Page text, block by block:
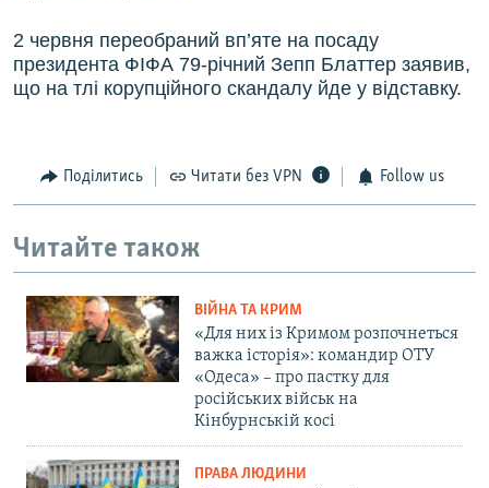
2 червня переобраний вп’яте на посаду
президента ФІФА 79-річний Зепп Блаттер заявив,
що на тлі корупційного скандалу йде у відставку.
Поділитись Читати без VPN Follow us
Читайте також
ВІЙНА ТА КРИМ
«Для них із Кримом розпочнеться
важка історія»: командир ОТУ
«Одеса» – про пастку для
російських військ на
Кінбурнській косі
ПРАВА ЛЮДИНИ